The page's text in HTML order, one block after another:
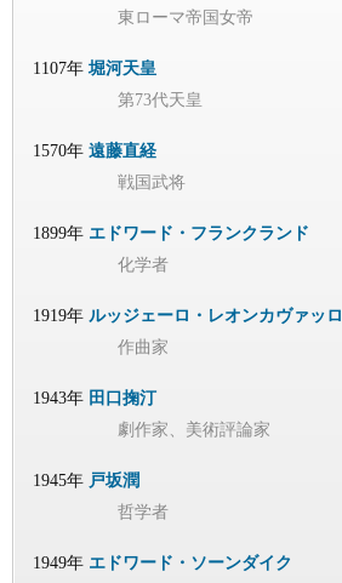
東ローマ帝国女帝
1107年 堀河天皇
第73代天皇
1570年 遠藤直経
戦国武将
1899年 エドワード・フランクランド
化学者
1919年 ルッジェーロ・レオンカヴァッロ
作曲家
1943年 田口掬汀
劇作家、美術評論家
1945年 戸坂潤
哲学者
1949年 エドワード・ソーンダイク